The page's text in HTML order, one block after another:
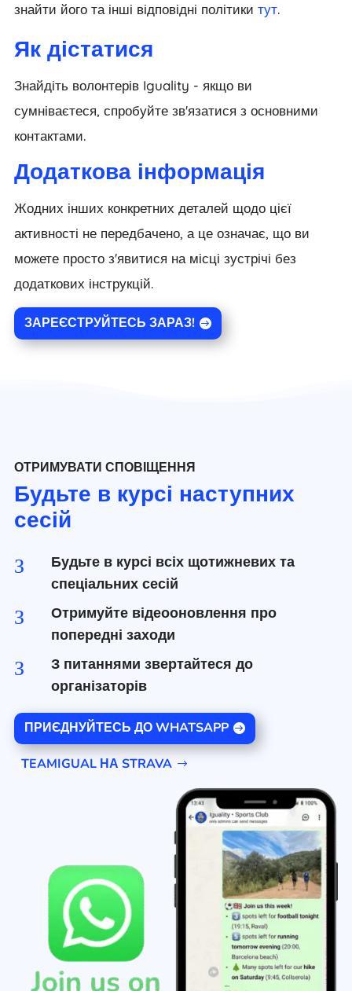
знайти його та інші відповідні політики тут.
Як дістатися
Знайдіть волонтерів Iguality - якщо ви
сумніваєтеся, спробуйте зв'язатися з основними
контактами.
Додаткова інформація
Жодних інших конкретних деталей щодо цієї
активності не передбачено, а це означає, що ви
можете просто з'явитися на місці зустрічі без
додаткових інструкцій.
ЗАРЕЄСТРУЙТЕСЬ ЗАРАЗ!
ОТРИМУВАТИ СПОВІЩЕННЯ
Будьте в курсі наступних
сесій
З
Будьте в курсі всіх щотижневих та
спеціальних сесій
З
Отримуйте відеооновлення про
попередні заходи
З
З питаннями звертайтеся до
організаторів
ПРИЄДНУЙТЕСЬ ДО WHATSAPP
TEAMIGUAL НА STRAVA